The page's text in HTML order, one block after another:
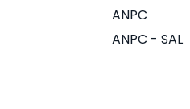
ANPC
ANPC - SAL